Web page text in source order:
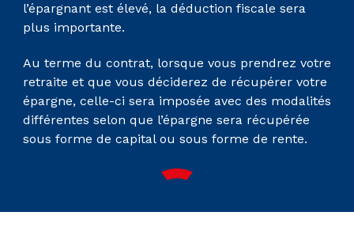
l’épargnant est élevé, la déduction fiscale sera
plus importante.
Au terme du contrat, lorsque vous prendrez votre
retraite et que vous déciderez de récupérer votre
épargne, celle-ci sera imposée avec des modalités
différentes selon que l’épargne sera récupérée
sous forme de capital ou sous forme de rente.